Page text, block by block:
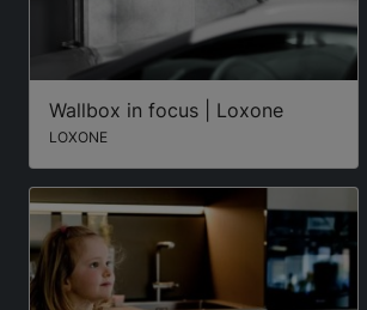
Wallbox in focus | Loxone
LOXONE